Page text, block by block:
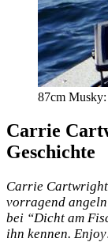
87cm
Carrie
Geschichte
Car­rie
vor­ra­gend
bei “Dicht am
ihn ken­nen.